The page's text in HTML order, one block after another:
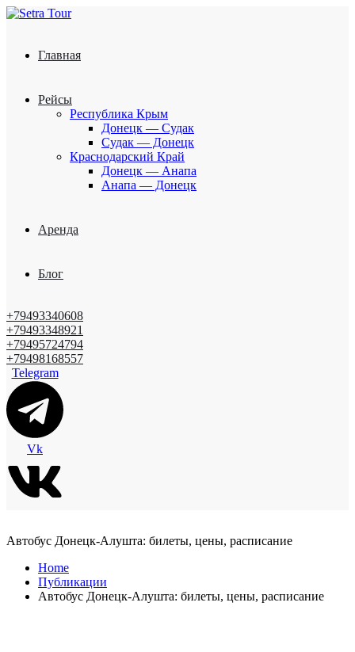
Главная
Рейсы
Республика Крым
Донецк — Судак
Судак — Донецк
Краснодарский Край
Донецк — Анапа
Анапа — Донецк
Аренда
Блог
+79493340608
+79493348921
+79495724794
+79498168557
Telegram
Vk
Автобус Донецк-Алушта: билеты, цены, расписание
Home
Публикации
Автобус Донецк-Алушта: билеты, цены, расписание